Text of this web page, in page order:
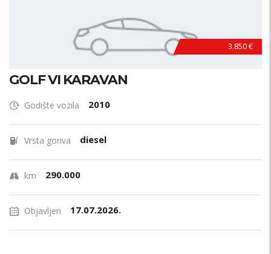
3.850 €
GOLF VI KARAVAN
Godište vozila 2010
Vrsta goriva diesel
km 290.000
Objavljen 17.07.2026.